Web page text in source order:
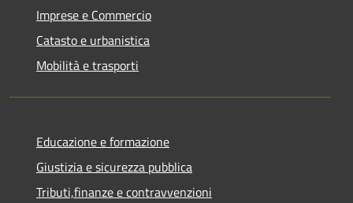
Imprese e Commercio
Catasto e urbanistica
Mobilità e trasporti
Educazione e formazione
Giustizia e sicurezza pubblica
Tributi,finanze e contravvenzioni